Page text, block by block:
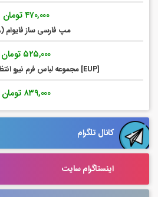
۴۷۰,۰۰۰تومان
مپ فارسی ساز فایوام (GTA)
۵۲۵,۰۰۰ تومان
[EUP] مجموعه لباس فرم نیرو انتظامی برای فایوام
۸۳۹,۰۰۰ تومان
کانال تلگرام
اینستاگرام سایت